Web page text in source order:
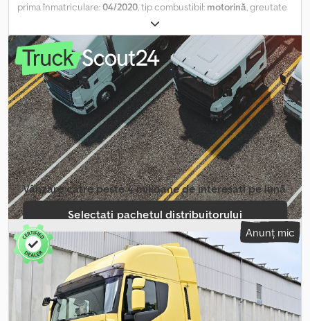
prima înmatriculare:04/2020, tip combustibil: motorină, greutate
, configurație ax:2 axe
roșu, tip de angrenaj:automat, clasă de emisii:Euro 6, Dotări:ABS,
aer condiționat, program electronic de stabilitate (ESP), sistem
de navigație, încălzitor staționar, Iveco S-Way 510 440S51
Înmatriculare inițială: 04/2020 Kilometraj: 702.249 km Transmisie
automată 4x2 Frână de întârziere/frână cu efect de întârziere
Cedezranvepfx Ag Esha Euro 6 ABS Sistem de climatizare
Climatizare statică Încălzire statică Pilot automat 2 locuri de
dormit Frigider 1 rezervor (770 l) Blocare diferențial NOU
TAHOGRAF, GENERAȚIA 2 Sistem hidraulic pentru înclinare Jante
din aliaj Suspensie pe arc/pneumatică Anvelope față 385/65 R22.5
(adâncime profil 11 mm) Anvelope spate 315/80 R22.5 (adâncime
profil 13 mm) Întreținere regulată.
Vânzare către peste 4 milioane de interesați pe lună
Selectați pachetul distribuitorului
Creați anunț individual
Anunț mic